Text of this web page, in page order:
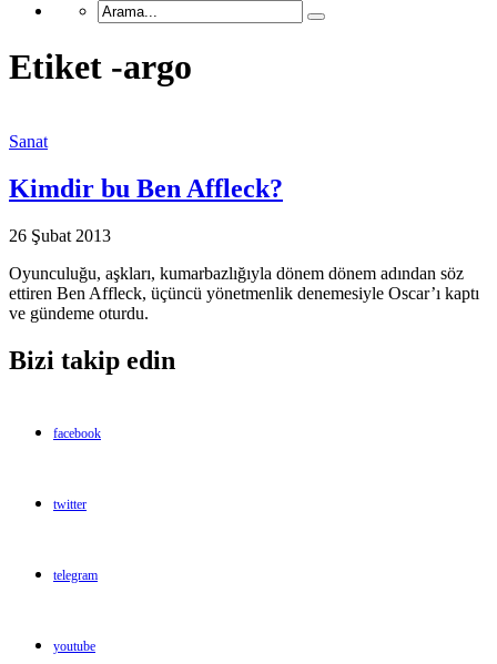
Etiket -argo
Sanat
Kimdir bu Ben Affleck?
26 Şubat 2013
Oyunculuğu, aşkları, kumarbazlığıyla dönem dönem adından söz
ettiren Ben Affleck, üçüncü yönetmenlik denemesiyle Oscar’ı kaptı
ve gündeme oturdu.
Bizi takip edin
facebook
twitter
telegram
youtube